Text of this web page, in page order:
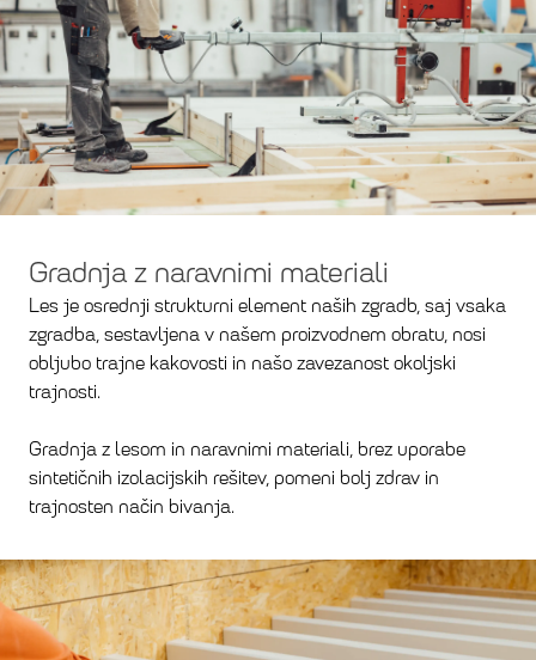
Gradnja z naravnimi materiali
Les je osrednji strukturni element naših zgradb, saj vsaka
zgradba, sestavljena v našem proizvodnem obratu, nosi
obljubo trajne kakovosti in našo zavezanost okoljski
trajnosti.
Gradnja z lesom in naravnimi materiali, brez uporabe
sintetičnih izolacijskih rešitev, pomeni bolj zdrav in
trajnosten način bivanja.